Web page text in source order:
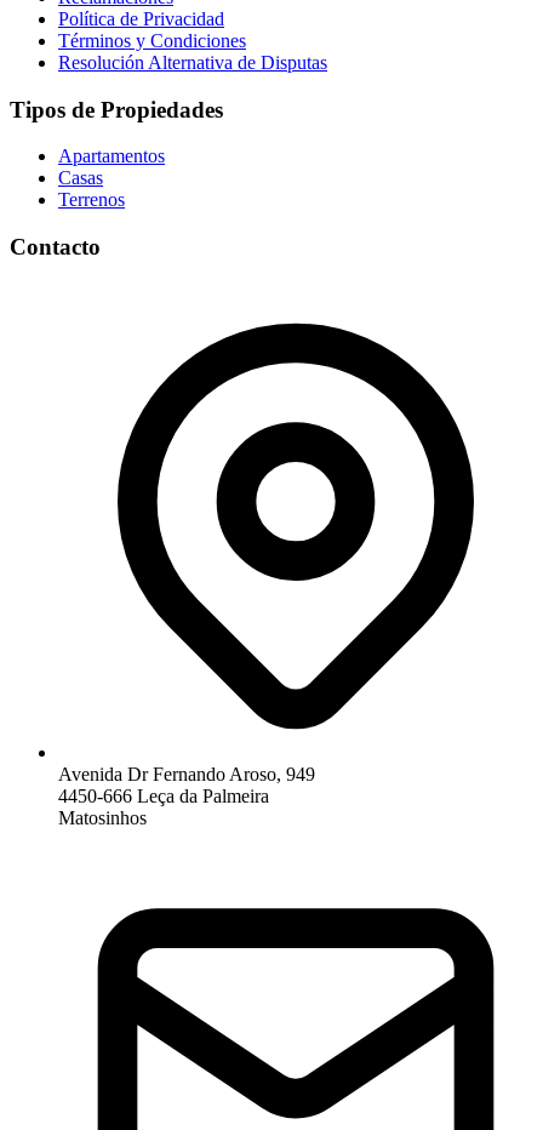
Política de Privacidad
Términos y Condiciones
Resolución Alternativa de Disputas
Tipos de Propiedades
Apartamentos
Casas
Terrenos
Contacto
Avenida Dr Fernando Aroso, 949
4450-666 Leça da Palmeira
Matosinhos